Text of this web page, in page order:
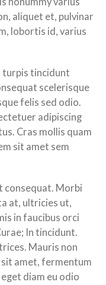
aliquet et, pulvinar
lobortis id, varius
turpis tincidunt
scelerisque
felis sed odio.
adipiscing
Cras mollis quam
sit amet sem
consequat. Morbi
at, ultricies ut,
in faucibus orci
In tincidunt.
Mauris non
sit amet, fermentum
diam eu odio